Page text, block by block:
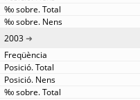
2003